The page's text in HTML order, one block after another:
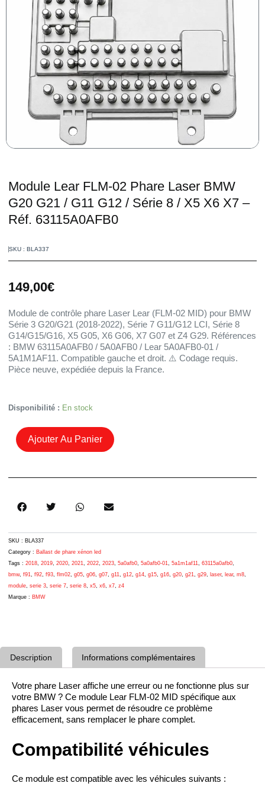
Module Lear FLM-02 Phare Laser BMW
G20 G21 / G11 G12 / Série 8 / X5 X6 X7 –
Réf. 63115A0AFB0
SKU : BLA337
149,00€
Module de contrôle phare Laser Lear (FLM-02 MID) pour BMW
Série 3 G20/G21 (2018-2022), Série 7 G11/G12 LCI, Série 8
G14/G15/G16, X5 G05, X6 G06, X7 G07 et Z4 G29. Références
: BMW 63115A0AFB0 / 5A0AFB0 / Lear 5A0AFB0-01 /
5A1M1AF11. Compatible gauche et droit. ⚠️ Codage requis.
Pièce neuve, expédiée depuis la France.
Disponibilité : En stock
Quantité
Module
Lear
FLM-
G20
/
G11
G12
/
Série
8
/
Réf.
Ajouter Au Panier
SKU : BLA337
Category : Ballast de phare xénon led
Tags : 2018, 2019, 2020, 2021, 2022, 2023, 5a0afb0, 5a0afb0-01, 5a1m1af11, 63115a0afb0,
bmw, f91, f92, f93, flm02, g05, g06, g07, g11, g12, g14, g15, g16, g20, g21, g29, laser, lear, m8,
module, serie 3, serie 7, serie 8, x5, x6, x7, z4
Marque : BMW
Description Informations complémentaires
Votre phare Laser affiche une erreur ou ne fonctionne plus sur
votre BMW ? Ce module Lear FLM-02 MID spécifique aux
phares Laser vous permet de résoudre ce problème
efficacement, sans remplacer le phare complet.
Compatibilité véhicules
Ce module est compatible avec les véhicules suivants :